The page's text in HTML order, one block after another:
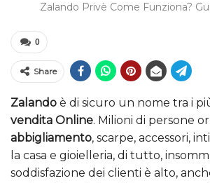
Zalando Privè Come Funziona?
0
Share
Zalando è di sicuro un nome tra i
vendita Online. Milioni di persone
abbigliamento, scarpe, accessori,
la casa e gioielleria, di tutto,
soddisfazione dei clienti è alto,